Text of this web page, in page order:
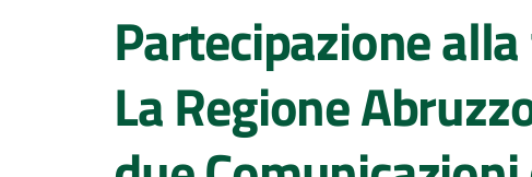
Partecipazione
La Regione